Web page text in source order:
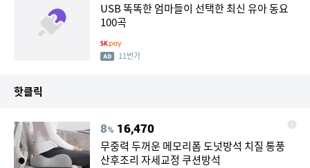
USB 똑똑한 엄마들이 선택한 최신 유아 동요
100곡
11번가
핫클릭
8% 16,470
무중력 두꺼운 메모리폼 도넛방석 치질 통풍
산후조리 자세교정 쿠션방석